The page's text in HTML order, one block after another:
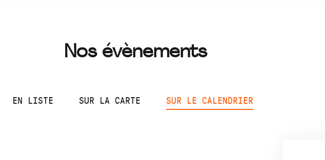
Nos évènements
EN LISTE SUR LA CARTE SUR LE CALENDRIER